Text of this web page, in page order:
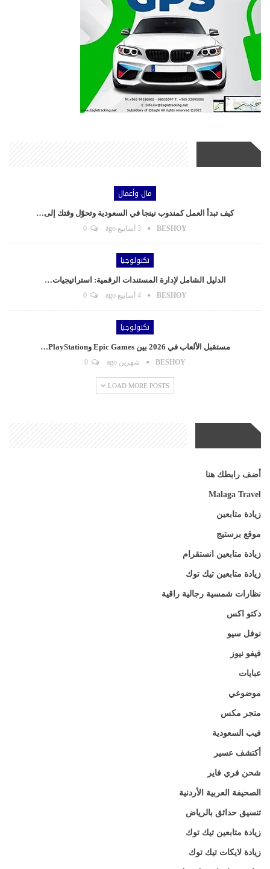
مال وأعمال
كيف تبدأ العمل كمندوب نينجا في السعودية وتحوّل وقتك إلى…
BESHOY 3 أسابيع ago
تكنولوجيا
الدليل الشامل لإدارة المستندات الرقمية: استراتيجيات…
BESHOY 4 أسابيع ago
تكنولوجيا
مستقبل الألعاب في 2026 بين Epic Games وPlayStation…
BESHOY شهرين ago
LOAD MORE POSTS
أضف رابطك هنا
Malaga Travel
زيادة متابعين
موقع برستيج
زيادة متابعين انستقرام
زيادة متابعين تيك توك
نظارات شمسية رجالية راقية
دكتو اكس
نوفل سيو
فيفو نيوز
عبايات
موضوعي
متجر مكس
فيب السعودية
أكتشف عسير
شحن فري فاير
الصحيفة العربية الأردنية
تنسيق حدائق بالرياض
زيادة متابعين تيك توك
زيادة لايكات تيك توك